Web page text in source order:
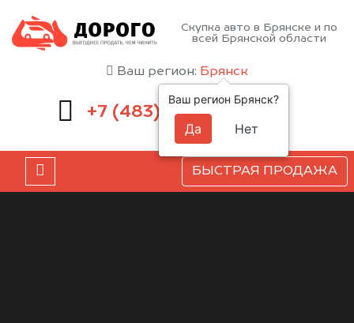
Скупка авто в Брянске и по
всей Брянской области
Ваш регион: Брянск
+7 (483) 232-00-41
БЫСТРАЯ ПРОДАЖА
Ваш регион Брянск?
Да Нет